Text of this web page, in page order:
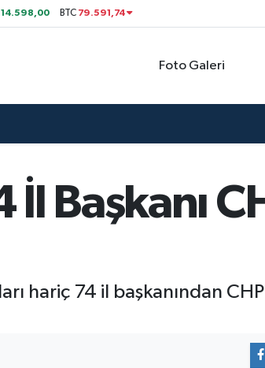
14.598,00 BTC 79.591,74
Foto Galeri
Başkanı
hariç 74 il başkanından